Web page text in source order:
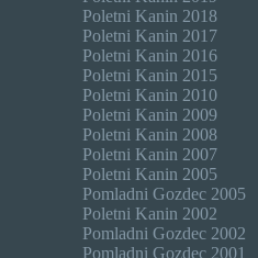
Poletni Kanin 2018
Poletni Kanin 2017
Poletni Kanin 2016
Poletni Kanin 2015
Poletni Kanin 2010
Poletni Kanin 2009
Poletni Kanin 2008
Poletni Kanin 2007
Poletni Kanin 2005
Pomladni Gozdec 2005
Poletni Kanin 2002
Pomladni Gozdec 2002
Pomladni Gozdec 2001